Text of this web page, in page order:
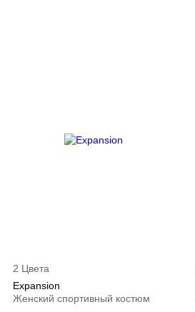
2 Цвета
Expansion
Женский спортивный костюм